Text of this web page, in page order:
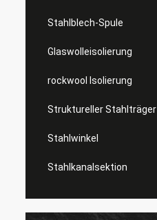
Stahlblech-Spule
Glaswolleisolierung
rockwool Isolierung
Struktureller Stahlträger
Stahlwinkel
Stahlkanalsektion